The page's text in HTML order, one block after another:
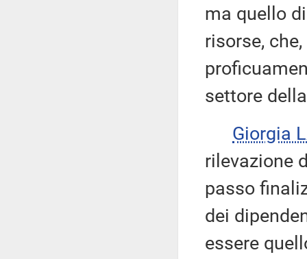
ma quello
risorse,
settore
Giorgia
rilevazione
passo
dei
essere